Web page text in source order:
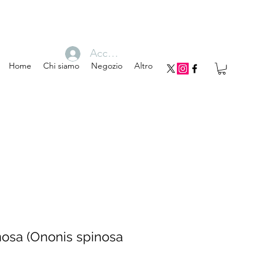
Home Chi siamo Negozio Altro
Accedi
(Ononis spinosa